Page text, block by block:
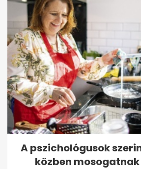
A pszichológusok
közben mosogatnak